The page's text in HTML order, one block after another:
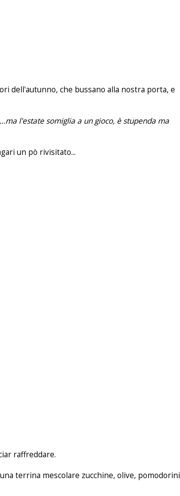
dell'autunno, che bussano alla nostra porta, e
...ma l'estate somiglia a un gioco, è stupenda ma
un pò rivisitato...
raffreddare.
terrina mescolare zucchine, olive, pomodorini